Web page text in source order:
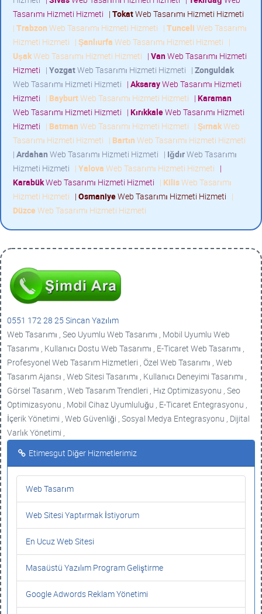
Tasarımı Hizmeti Hizmeti | TokatWeb Tasarımı Hizmeti Hizmeti
| Trabzon Web Tasarımı Hizmeti Hizmeti | Tunceli Web Tasarımı
Hizmeti Hizmeti | Şanlıurfa Web Tasarımı Hizmeti Hizmeti |
UşakWeb Tasarımı Hizmeti Hizmeti | VanWeb Tasarımı Hizmeti
Hizmeti | YozgatWeb Tasarımı Hizmeti Hizmeti | Zonguldak
Web Tasarımı Hizmeti Hizmeti | AksarayWeb Tasarımı Hizmeti
Hizmeti | BayburtWeb Tasarımı Hizmeti Hizmeti | Karaman
Web Tasarımı Hizmeti Hizmeti | KırıkkaleWeb Tasarımı Hizmeti
Hizmeti | Batman Web Tasarımı Hizmeti Hizmeti | ŞırnakWeb
Tasarımı Hizmeti Hizmeti | Bartın Web Tasarımı Hizmeti Hizmeti
| Ardahan Web Tasarımı Hizmeti Hizmeti | IğdırWeb Tasarımı
Hizmeti Hizmeti | Yalova Web Tasarımı Hizmeti Hizmeti |
KarabükWeb Tasarımı Hizmeti Hizmeti | KilisWeb Tasarımı
Hizmeti Hizmeti | OsmaniyeWeb Tasarımı Hizmeti Hizmeti |
Düzce Web Tasarımı Hizmeti Hizmeti
0551 172 28 25 Sincan Yazılım
Web Tasarımı , Seo Uyumlu Web Tasarımı , Mobil Uyumlu Web
Tasarımı , Kullanıcı Dostu Web Tasarımı , E-Ticaret Web Tasarımı ,
Profesyonel Web Tasarım Hizmetleri , Özel Web Tasarımı , Web
Tasarım Ajansı , Web Sitesi Tasarımı , Kullanıcı Deneyimi Tasarımı ,
Görsel Tasarım , Web Tasarım Trendleri , Hız Optimizasyonu , Seo
Optimizasyonu , Mobil Cihaz Uyumluluğu , E-Ticaret Entegrasyonu ,
İçerik Yönetimi , Web Güvenliği , Sosyal Medya Entegrasyonu , Dijital
Varlık Yönetimi ,
Etimesgut Diğer Hizmetlerimiz
Web Tasarım
Web Sitesi Yaptırmak İstiyorum
En Ucuz Web Sitesi
Masaüstü Yazılım Program Geliştirme
Google Adwords Reklam Yönetimi